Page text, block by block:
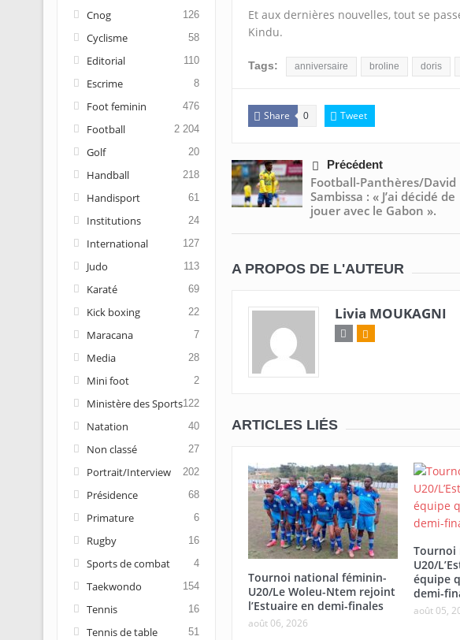
Et aux dernières nouvelles, tout se
Kindu.
Tags: anniversaire broline doris
Share 0 Tweet
Précédent
Football-Panthères/David
Sambissa : « J’ai décidé de
jouer avec le Gabon ».
A PROPOS DE L'AUTEUR
Livia MOUKAGNI
ARTICLES LIÉS
Tournoi national féminin-
U20/Le Woleu-Ntem rejoint
l’Estuaire en demi-finales
août 06, 2026
Tournoi
U20/
équipe
demi-
août 05,
Cnog 126
Cyclisme 58
Editorial 110
Escrime 8
Foot feminin 476
Football 2 204
Golf 20
Handball 218
Handisport 61
Institutions 24
International 127
Judo 113
Karaté 69
Kick boxing 22
Maracana 7
Media 28
Mini foot 2
Ministère des Sports122
Natation 40
Non classé 27
Portrait/Interview 202
Présidence 68
Primature 6
Rugby 16
Sports de combat 4
Taekwondo 154
Tennis 16
Tennis de table 51